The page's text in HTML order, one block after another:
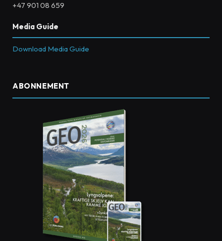
+47 901 08 659
Media Guide
Download Media Guide
ABONNEMENT